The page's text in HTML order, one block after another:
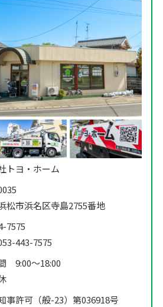
トヨ・ホーム
松市浜名区寺島2755番地
7575
443-7575
9:00〜18:00
事許可（般-23）第036918号